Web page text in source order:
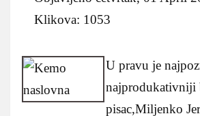
Klikova: 1053
U pravu je
najprodukativniji
pisac,Miljenko